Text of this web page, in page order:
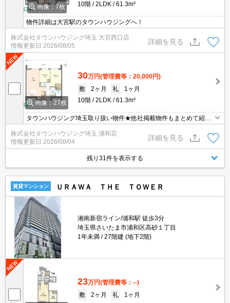
画像：7枚
10階
2LDK 61.3m²
物件詳細は大宮駅のタウンハウジングへ！
株式会社タウンハウジング埼玉 大宮西口店
情報更新日 2026/08/05
詳細を見る
画像：27枚
30万円(管理費等：20,000円)
敷
2ヶ月 礼
1ヶ月
10階
2LDK 61.3m²
タウンハウジング埼玉取り扱い物件★他社掲載物件もまとめて紹介
できます・オンラインでの面談＆見学も対応
株式会社タウンハウジング埼玉 浦和店
情報更新日 2026/08/04
詳細を見る
残り31件を表示する
賃貸マンション ＵＲＡＷＡ ＴＨＥ ＴＯＷＥＲ
湘南新宿ライン/浦和駅 徒歩3分
埼玉県さいたま市浦和区高砂１丁目
1年未満
27階建 (地下2階)
23万円(管理費等：--)
敷
2ヶ月 礼
1ヶ月